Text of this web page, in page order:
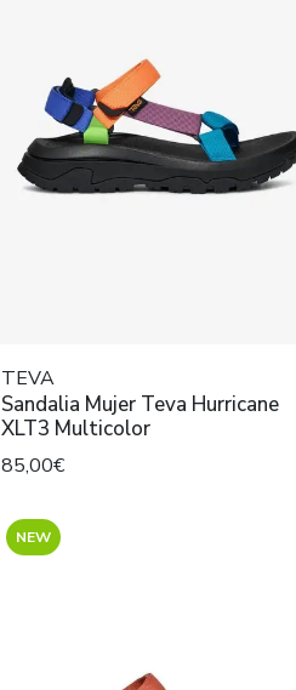
TEVA
Sandalia Mujer Teva Hurricane
XLT3 Multicolor
85,00€
NEW